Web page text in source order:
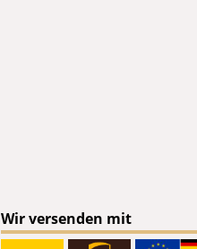
Wir versenden mit